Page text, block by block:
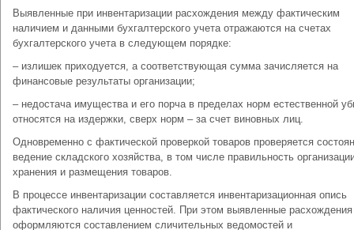
Выявленные при инвентаризации расхождения между фактическим
наличием и данными бухгалтерского учета отражаются на счетах
бухгалтерского учета в следующем порядке:
– излишек приходуется, а соответствующая сумма зачисляется на
финансовые результаты организации;
– недостача имущества и его порча в пределах норм естественной
относятся на издержки, сверх норм – за счет виновных лиц.
Одновременно с фактической проверкой товаров проверяется
ведение складского хозяйства, в том числе правильность
хранения и размещения товаров.
В процессе инвентаризации составляется инвентаризационная опись
фактического наличия ценностей. При этом выявленные расхождения
оформляются составлением сличительных ведомостей и